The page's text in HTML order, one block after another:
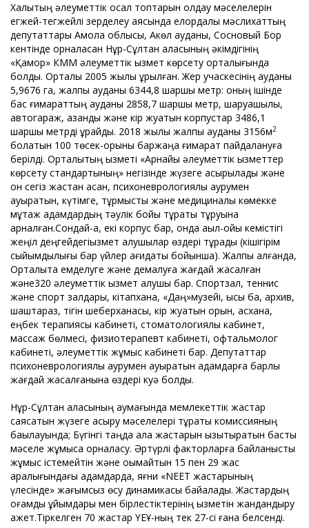
Халықтың әлеуметтік осал топтарын қолдау мәселелерін
егжей-тегжейлі зерделеу аясында елордалық мәслихаттың
депутаттары Ақмола облысы, Ақкөл ауданы, Сосновый Бор
кентінде орналасқан Нұр-Сұлтан қаласының әкімдігінің
«Қамқор» КММ әлеуметтік қызмет көрсету орталығында
болды. Орталық 2005 жылы құрылған. Жер учаскесінің ауданы
5,9676 га, жалпы ауданы 6344,8 шаршы метр: оның ішінде
бас ғимараттың ауданы 2858,7 шаршы метр, шаруашылық,
автогараж, қазандық және кір жуатын корпустар 3486,1
шаршы метрді құрайды. 2018 жылы жалпы ауданы 3156м2
болатын 100 төсек-орыны баржаңа ғимарат пайдалануға
берілді. Орталықтың қызметі «Арнайы әлеуметтік қызметтер
көрсету стандартының» негізінде жүзеге асырылады және
он сегіз жастан асқан, психоневрологиялық аурумен
ауыратын, күтімге, тұрмыстық және медициналық көмекке
мұқтаж адамдардың тәулік бойы тұрақты тұруына
арналған.Сондай-ақ, екі корпус бар, онда ақыл-ойы кемістігі
жеңіл деңгейдегіқызмет алушылар өздері тұрады (кішігірім
сыйымдылығы бар үйлер қағидаты бойынша). Жалпы алғанда,
Орталықта емделуге және демалуға жағдай жасалған
және320 әлеуметтік қызмет алушы бар. Спортзал, теннис
және спорт залдары, кітапхана, «Даңқ»музейі, қысқы бақ, архив,
шаштараз, тігін шеберханасы, кір жуатын орын, асхана,
еңбек терапиясы кабинеті, стоматологиялық кабинет,
массаж бөлмесі, физиотерапевт кабинеті, офтальмолог
кабинеті, әлеуметтік жұмыс кабинеті бар. Депутаттар
психоневрологиялық аурумен ауыратын адамдарға барлық
жағдай жасалғанына өздері куә болды.
Нұр-Сұлтан қаласының аумағында мемлекеттік жастар
саясатын жүзеге асыру мәселелері тұрақты комиссияның
бақылауында; Бүгінгі таңда қала жастарын қызықтыратын басты
мәселе жұмысқа орналасу. Әртүрлі факторларға байланысты
жұмыс істемейтін және оқымайтын 15 пен 29 жас
аралығындағы адамдарда, яғни «NEET жастарының
үлесінде» жағымсыз өсу динамикасы байқалады. Жастардың
қоғамдық ұйымдары мен бірлестіктерінің қызметін жандандыру
қажет.Тіркелген 70 жастар ҮЕҰ-ның тек 27-сі ғана белсенді.